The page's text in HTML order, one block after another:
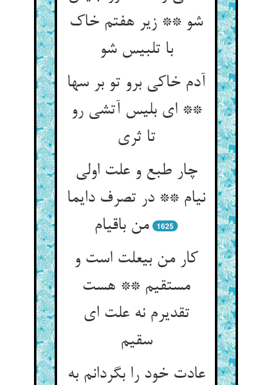
شو ** زیر هفتم خاک
با تلبیس شو
آدم خاکی برو تو بر سها
** ای بلیس آتشی رو
تا ثری‏
چار طبع و علت اولی
نی‏ام ** در تصرف دایما
من باقی‏ام‏
1625
کار من بی‏علت است و
مستقیم ** هست
تقدیرم نه علت ای
سقیم‏
عادت خود را بگردانم به